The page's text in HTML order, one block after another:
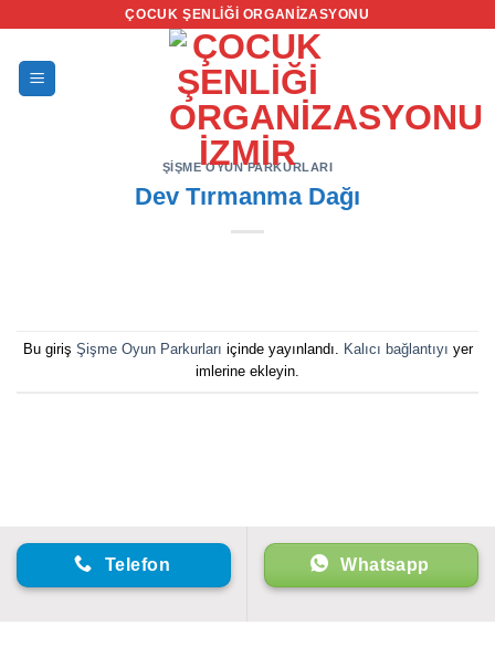
ÇOCUK ŞENLIĞI ORGANIZASYONU
ŞIŞME OYUN PARKURLARI
Dev Tırmanma Dağı
Bu giriş Şişme Oyun Parkurları içinde yayınlandı. Kalıcı bağlantıyı yer
imlerine ekleyin.
Telefon Whatsapp